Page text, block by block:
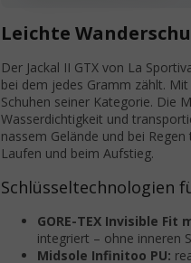
Leichte
Der Jackal II GTX von La
bei dem jedes Gramm zählt.
Schuhen seiner Kategorie. Die
Wasserdichtigkeit und
nassem Gelände und bei
Laufen und beim Aufstieg.
Schlüsseltechnologien
GORE-TEX Invisible Fit
integriert – ohne inneren
Midsole Infinitoo PU: